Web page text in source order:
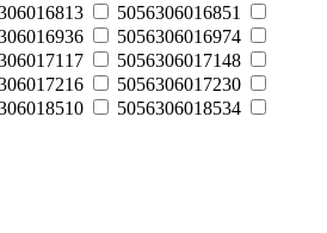
5056306016851
5056306016974
5056306017148
5056306017230
5056306018534